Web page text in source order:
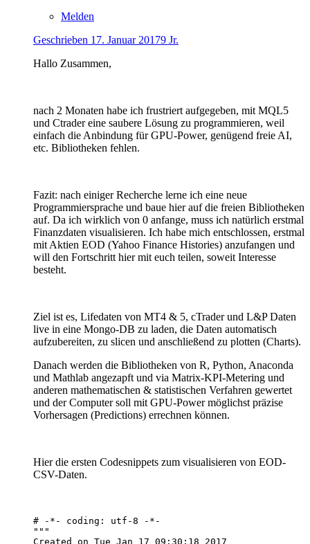
Melden
Geschrieben 17. Januar 20179 Jr.
Hallo Zusammen,
nach 2 Monaten habe ich frustriert aufgegeben, mit MQL5
und Ctrader eine saubere Lösung zu programmieren, weil
einfach die Anbindung für GPU-Power, genügend freie AI,
etc. Bibliotheken fehlen.
Fazit: nach einiger Recherche lerne ich eine neue
Programmiersprache und baue hier auf die freien Bibliotheken
auf. Da ich wirklich von 0 anfange, muss ich natürlich erstmal
Finanzdaten visualisieren. Ich habe mich entschlossen, erstmal
mit Aktien EOD (Yahoo Finance Histories) anzufangen und
will den Fortschritt hier mit euch teilen, soweit Interesse
besteht.
Ziel ist es, Lifedaten von MT4 & 5, cTrader und L&P Daten
live in eine Mongo-DB zu laden, die Daten automatisch
aufzubereiten, zu slicen und anschließend zu plotten (Charts).
Danach werden die Bibliotheken von R, Python, Anaconda
und Mathlab angezapft und via Matrix-KPI-Metering und
anderen mathematischen & statistischen Verfahren gewertet
und der Computer soll mit GPU-Power möglichst präzise
Vorhersagen (Predictions) errechnen können.
Hier die ersten Codesnippets zum visualisieren von EOD-
CSV-Daten.
# -*- coding: utf-8 -*-
"""
Created on Tue Jan 17 09:30:18 2017